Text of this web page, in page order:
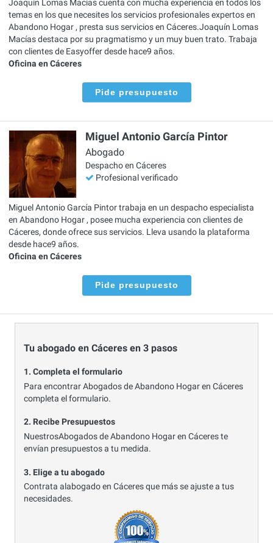
Joaquín Lomas Macías cuenta con mucha experiencia en todos los
temas en los que necesites los servicios profesionales expertos en
Abandono Hogar , presta sus servicios en Cáceres.Joaquín Lomas
Macías destaca por su pragmatismo y un muy buen trato. Trabaja
con clientes de Easyoffer desde hace9 años.
Oficina en Cáceres
Pide presupuesto
Miguel Antonio García Pintor
Abogado
Despacho en Cáceres
Profesional verificado
Miguel Antonio García Pintor trabaja en un despacho especialista
en Abandono Hogar , posee mucha experiencia con clientes de
Cáceres, donde ofrece sus servicios. Lleva usando la plataforma
desde hace9 años.
Oficina en Cáceres
Pide presupuesto
Tu abogado en Cáceres en 3 pasos
1. Completa el formulario
Para encontrar Abogados de Abandono Hogar en Cáceres
completa el formulario.
2. Recibe Presupuestos
NuestrosAbogados de Abandono Hogar en Cáceres te
envían presupuestos a tu medida.
3. Elige a tu abogado
Contrata alabogado en Cáceres que más se ajuste a tus
necesidades.